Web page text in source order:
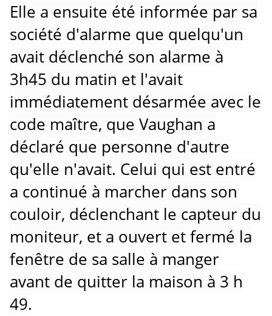
Elle a ensuite été informée par sa
société d'alarme que quelqu'un
avait déclenché son alarme à
3h45 du matin et l'avait
immédiatement désarmée avec le
code maître, que Vaughan a
déclaré que personne d'autre
qu'elle n'avait. Celui qui est entré
a continué à marcher dans son
couloir, déclenchant le capteur du
moniteur, et a ouvert et fermé la
fenêtre de sa salle à manger
avant de quitter la maison à 3 h
49.